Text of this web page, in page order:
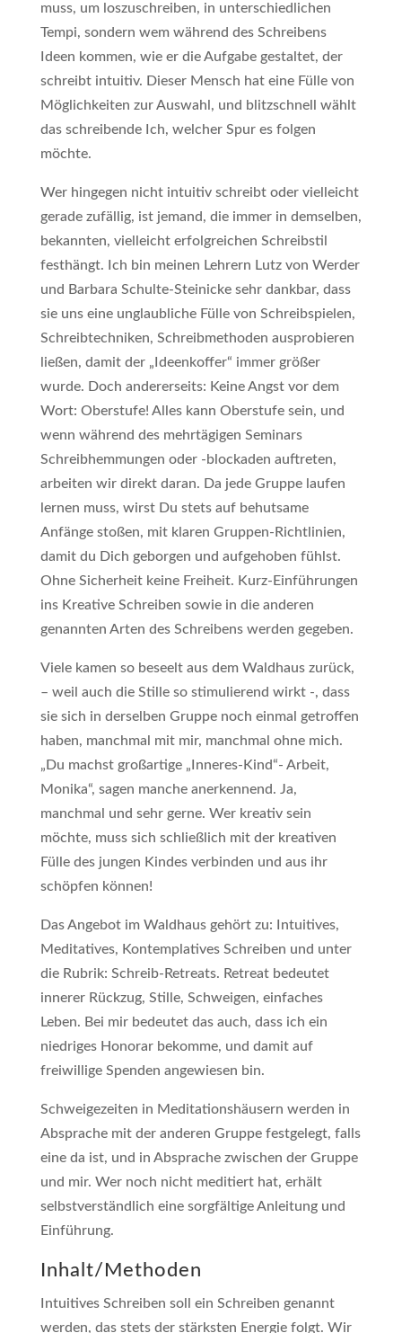
muss, um loszuschreiben, in unterschiedlichen
Tempi, sondern wem während des Schreibens
Ideen kommen, wie er die Aufgabe gestaltet, der
schreibt intuitiv. Dieser Mensch hat eine Fülle von
Möglichkeiten zur Auswahl, und blitzschnell wählt
das schreibende Ich, welcher Spur es folgen
möchte.
Wer hingegen nicht intuitiv schreibt oder vielleicht
gerade zufällig, ist jemand, die immer in demselben,
bekannten, vielleicht erfolgreichen Schreibstil
festhängt. Ich bin meinen Lehrern Lutz von Werder
und Barbara Schulte-Steinicke sehr dankbar, dass
sie uns eine unglaubliche Fülle von Schreibspielen,
Schreibtechniken, Schreibmethoden ausprobieren
ließen, damit der „Ideenkoffer“ immer größer
wurde. Doch andererseits: Keine Angst vor dem
Wort: Oberstufe! Alles kann Oberstufe sein, und
wenn während des mehrtägigen Seminars
Schreibhemmungen oder -blockaden auftreten,
arbeiten wir direkt daran. Da jede Gruppe laufen
lernen muss, wirst Du stets auf behutsame
Anfänge stoßen, mit klaren Gruppen-Richtlinien,
damit du Dich geborgen und aufgehoben fühlst.
Ohne Sicherheit keine Freiheit. Kurz-Einführungen
ins Kreative Schreiben sowie in die anderen
genannten Arten des Schreibens werden gegeben.
Viele kamen so beseelt aus dem Waldhaus zurück,
– weil auch die Stille so stimulierend wirkt -, dass
sie sich in derselben Gruppe noch einmal getroffen
haben, manchmal mit mir, manchmal ohne mich.
„Du machst großartige „Inneres-Kind“- Arbeit,
Monika“, sagen manche anerkennend. Ja,
manchmal und sehr gerne. Wer kreativ sein
möchte, muss sich schließlich mit der kreativen
Fülle des jungen Kindes verbinden und aus ihr
schöpfen können!
Das Angebot im Waldhaus gehört zu: Intuitives,
Meditatives, Kontemplatives Schreiben und unter
die Rubrik: Schreib-Retreats. Retreat bedeutet
innerer Rückzug, Stille, Schweigen, einfaches
Leben. Bei mir bedeutet das auch, dass ich ein
niedriges Honorar bekomme, und damit auf
freiwillige Spenden angewiesen bin.
Schweigezeiten in Meditationshäusern werden in
Absprache mit der anderen Gruppe festgelegt, falls
eine da ist, und in Absprache zwischen der Gruppe
und mir. Wer noch nicht meditiert hat, erhält
selbstverständlich eine sorgfältige Anleitung und
Einführung.
Inhalt/Methoden
Intuitives Schreiben soll ein Schreiben genannt
werden, das stets der stärksten Energie folgt. Wir